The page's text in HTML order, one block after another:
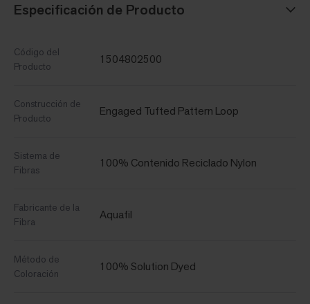
Especificación de Producto
Código del
Producto
1504802500
Construcción de
Producto
Engaged Tufted Pattern Loop
Sistema de
Fibras
100% Contenido Reciclado Nylon
Fabricante de la
Fibra
Aquafil
Método de
Coloración
100% Solution Dyed